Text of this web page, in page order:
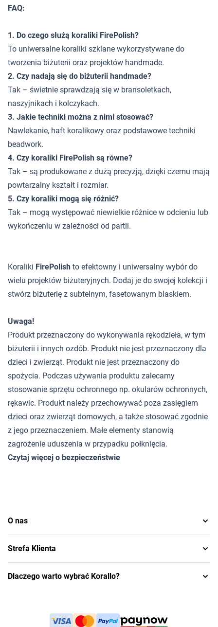
FAQ:
1. Do czego służą koraliki FirePolish?
To uniwersalne koraliki szklane wykorzystywane do
tworzenia biżuterii oraz projektów handmade.
2. Czy nadają się do biżuterii handmade?
Tak – świetnie sprawdzają się w bransoletkach,
naszyjnikach i kolczykach.
3. Jakie techniki można z nimi stosować?
Nawlekanie, haft koralikowy oraz podstawowe techniki
beadwork.
4. Czy koraliki FirePolish są równe?
Tak – są produkowane z dużą precyzją, dzięki czemu mają
powtarzalny kształt i rozmiar.
5. Czy koraliki mogą się różnić?
Tak – mogą występować niewielkie różnice w odcieniu lub
wykończeniu w zależności od partii.
Koraliki FirePolish to efektowny i uniwersalny wybór do
wielu projektów biżuteryjnych. Dodaj je do swojej kolekcji i
stwórz biżuterię z subtelnym, fasetowanym blaskiem.
Uwaga!
Produkt przeznaczony do wykonywania rękodzieła, w tym
biżuterii i innych ozdób. Produkt nie jest przeznaczony dla
dzieci i zwierząt. Produkt nie jest przeznaczony do
spożycia. Podczas używania produktu zalecamy
stosowanie sprzętu ochronnego np. okularów ochronnych,
rękawic. Produkt należy przechowywać poza zasięgiem
dzieci oraz zwierząt domowych, a także stosować zgodnie
z jego przeznaczeniem. Małe elementy stanowią
zagrożenie uduszenia w przypadku połknięcia.
Czytaj więcej o bezpieczeństwie
O nas
Strefa Klienta
Dlaczego warto wybrać Korallo?